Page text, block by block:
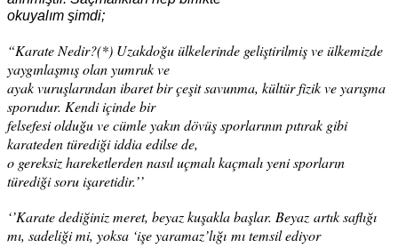
okuyalım şimdi;
“Karate Nedir?(*) Uzakdoğu ülkelerinde geliştirilmiş ve ülkemizde
yaygınlaşmış olan yumruk ve
ayak vuruşlarından ibaret bir çeşit savunma, kültür fizik ve yarışma
sporudur. Kendi içinde bir
felsefesi olduğu ve cümle yakın dövüş sporlarının pıtırak gibi
karateden türediği iddia edilse de,
o gereksiz hareketlerden nasıl uçmalı kaçmalı yeni sporların
türediği soru işaretidir.’’
‘’Karate dediğiniz meret, beyaz kuşakla başlar. Beyaz artık saflığı
mı, sadeliği mi, yoksa ‘işe yaramaz’lığı mı temsil ediyor